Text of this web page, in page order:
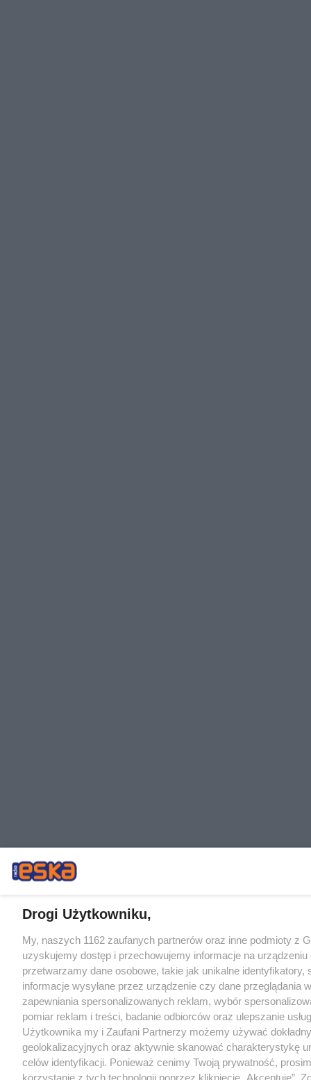
Drogi Użytkowniku,
My, naszych 1162 zaufanych partnerów oraz inne podmioty z
uzyskujemy dostęp i przechowujemy informacje na urządzeniu
przetwarzamy dane osobowe, takie jak unikalne identyfikatory,
informacje wysyłane przez urządzenie czy dane przeglądania
zapewniania spersonalizowanych reklam, wybór
pomiar reklam i treści, badanie odbiorców oraz ulepszanie
Użytkownika my i Zaufani Partnerzy możemy używać
geolokalizacyjnych oraz aktywnie skanować charakterystykę
celów identyfikacji. Ponieważ cenimy Twoją prywatność,
korzystanie z tych technologii poprzez kliknięcie „Akceptuję”.